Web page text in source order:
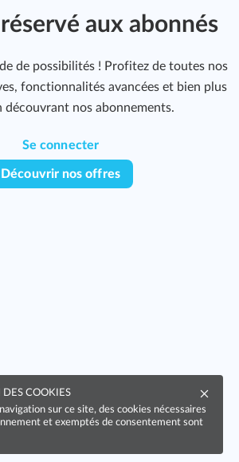
aux abonnés
de possibilités ! Profitez de toutes nos
fonctionnalités avancées et bien plus
découvrant nos abonnements.
Se connecter
Découvrir nos offres
COOKIES
sur ce site, des cookies nécessaires
et exemptés de consentement sont